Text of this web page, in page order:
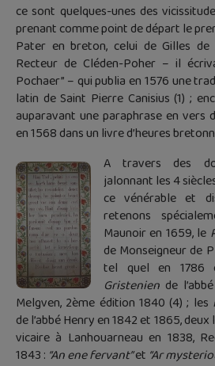
ce sont quelques-unes des
prenant comme point de départ le
Pater en breton, celui de Gilles
Recteur de Cléden-Poher – il
Pochaer” – qui publia en 1576 une
latin de Saint Pierre Canisius (1) ;
auparavant une paraphrase en vers
en 1568 dans un livre d’heures
A travers des
jalonnant les 4
ce vénérable et
retenons
Maunoir en 1659, le
de Monseigneur de
tel quel en 1786
Gristenien de
Melgven, 2ème édition 1840 (4) ; les
de l’abbé Henry en 1842 et 1865, deux
vicaire à Lanhouarneau en 1838,
1843 : “An ene fervant”et “Ar